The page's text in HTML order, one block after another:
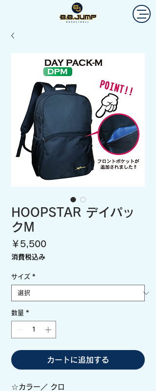
HOOPSTAR デイパッ
クM
￥5,500価
消費税込み
サイズ *
数量 *
カートに追加する
☆カラー／ クロ